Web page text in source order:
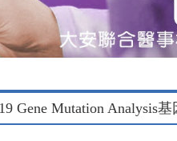
Gene Mutation Analysis基